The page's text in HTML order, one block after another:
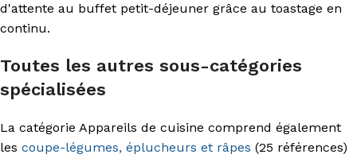
d'attente au buffet petit-déjeuner grâce au toastage en
continu.
Toutes les autres sous-catégories
spécialisées
La catégorie Appareils de cuisine comprend également
les coupe-légumes, éplucheurs et râpes (25 références)